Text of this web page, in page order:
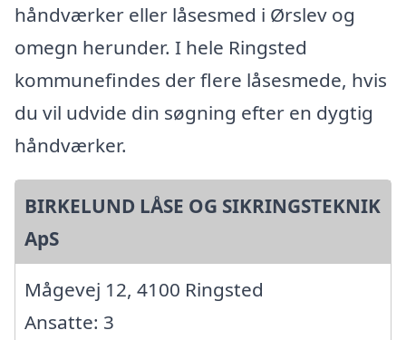
håndværker eller låsesmed i Ørslev og
omegn herunder. I hele Ringsted
kommunefindes der flere låsesmede, hvis
du vil udvide din søgning efter en dygtig
håndværker.
BIRKELUND LÅSE OG SIKRINGSTEKNIK
ApS
Mågevej 12, 4100 Ringsted
Ansatte: 3